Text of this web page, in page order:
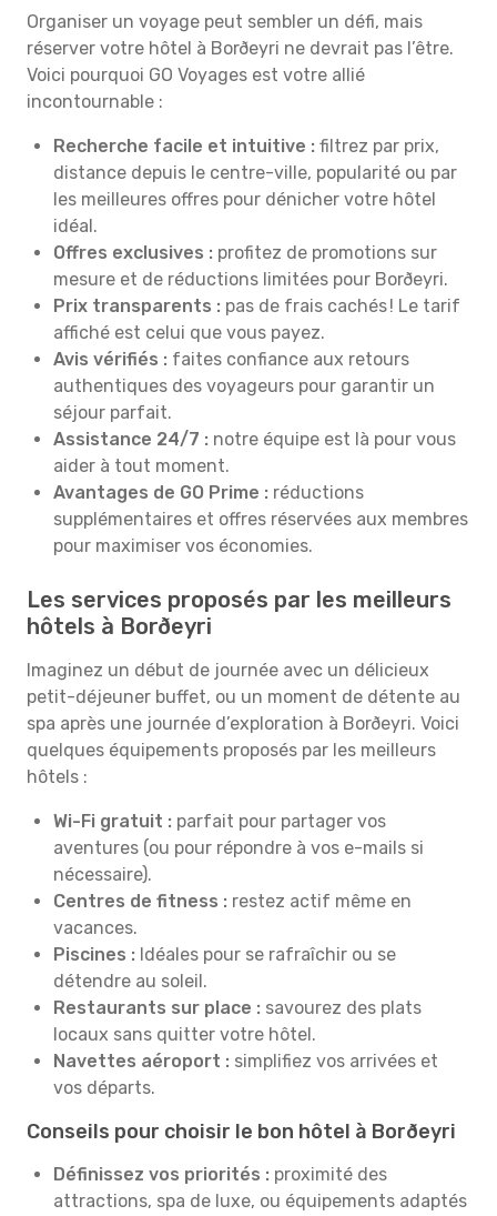
Organiser un voyage peut sembler un défi, mais
réserver votre hôtel à Borðeyri ne devrait pas l’être.
Voici pourquoi GO Voyages est votre allié
incontournable :
Recherche facile et intuitive : filtrez par prix,
distance depuis le centre-ville, popularité ou par
les meilleures offres pour dénicher votre hôtel
idéal.
Offres exclusives : profitez de promotions sur
mesure et de réductions limitées pour Borðeyri.
Prix transparents : pas de frais cachés ! Le tarif
affiché est celui que vous payez.
Avis vérifiés : faites confiance aux retours
authentiques des voyageurs pour garantir un
séjour parfait.
Assistance 24/7 : notre équipe est là pour vous
aider à tout moment.
Avantages de GO Prime : réductions
supplémentaires et offres réservées aux membres
pour maximiser vos économies.
Les services proposés par les meilleurs
hôtels à Borðeyri
Imaginez un début de journée avec un délicieux
petit-déjeuner buffet, ou un moment de détente au
spa après une journée d’exploration à Borðeyri. Voici
quelques équipements proposés par les meilleurs
hôtels :
Wi-Fi gratuit : parfait pour partager vos
aventures (ou pour répondre à vos e-mails si
nécessaire).
Centres de fitness : restez actif même en
vacances.
Piscines : Idéales pour se rafraîchir ou se
détendre au soleil.
Restaurants sur place : savourez des plats
locaux sans quitter votre hôtel.
Navettes aéroport : simplifiez vos arrivées et
vos départs.
Conseils pour choisir le bon hôtel à Borðeyri
Définissez vos priorités : proximité des
attractions, spa de luxe, ou équipements adaptés